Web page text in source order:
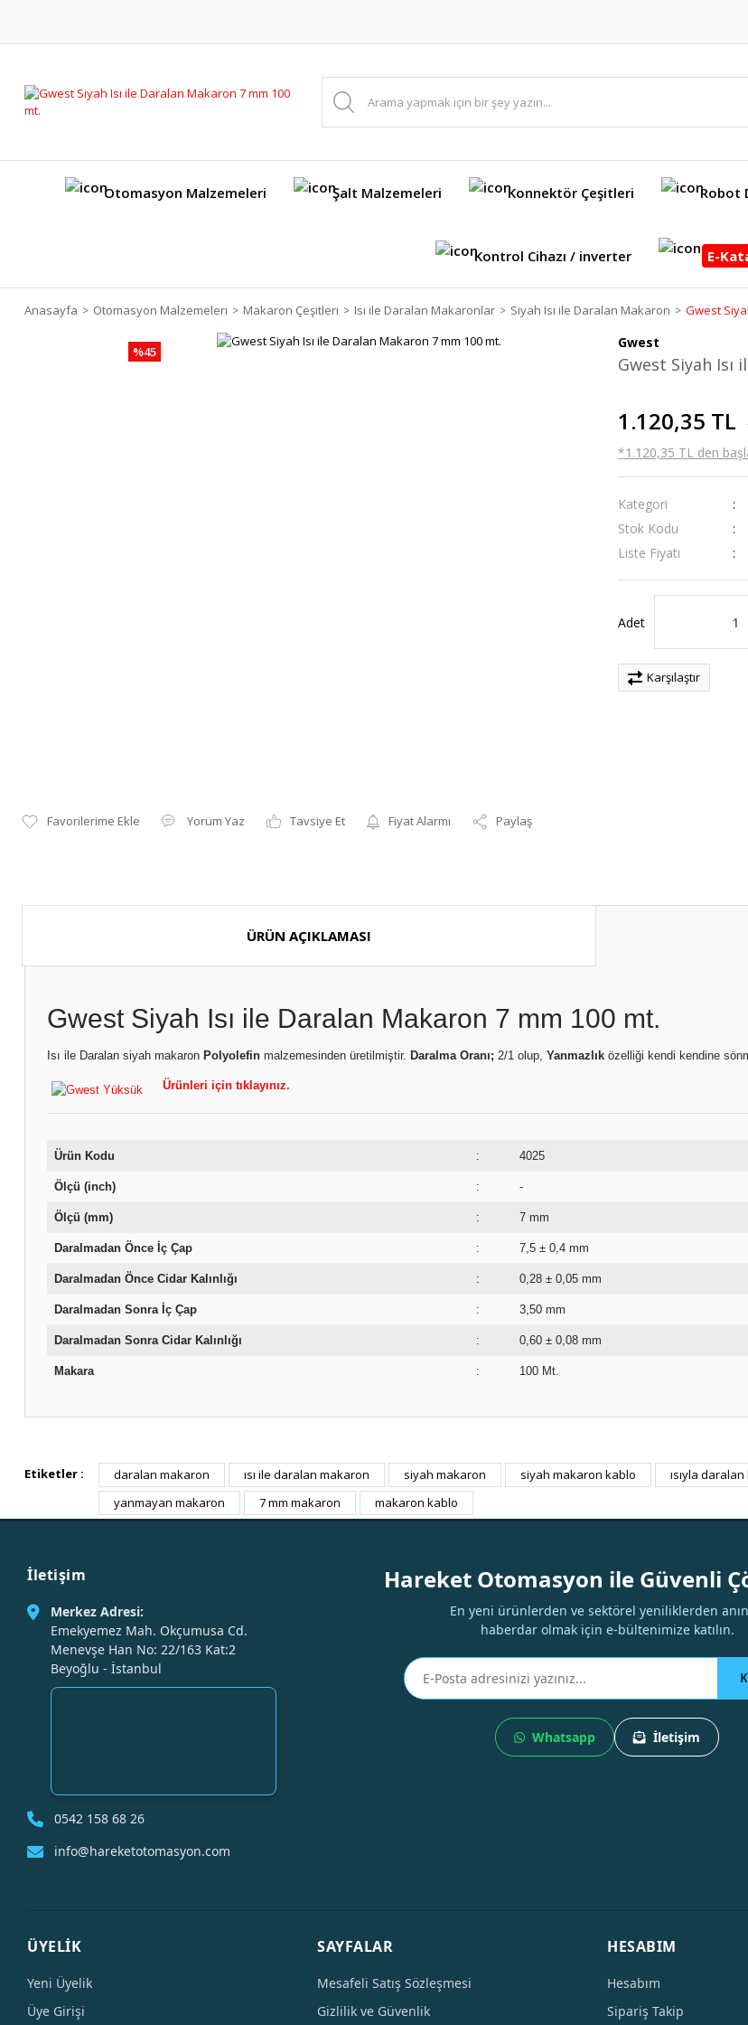
Otomasyon Malzemeleri Şalt Malzemeleri Konnektör Çeşitleri Robot
Kontrol Cihazı / inverter E-
Anasayfa Otomasyon Malzemeleri Makaron Çeşitleri Isı ile Daralan Makaronlar Siyah Isı ile Daralan Makaron Gwest
%45
Yorum Yaz Tavsiye Et Fiyat Alarmı Paylaş
Gwest
Gwest Siyah Isı
1.120,35 TL
*1.120,35 TL den
Kategori
Stok Kodu
Liste Fiyatı
Adet
Karşılaştır
ÜRÜN AÇIKLAMASI
Gwest Siyah Isı ile Daralan Makaron 7 mm 100 mt.
Isı ile Daralan siyah makaron Polyolefin malzemesinden üretilmiştir. Daralma Oranı; 2/1 olup, Yanmazlık özelliği kendi kendine
Ürünleri için tıklayınız.
Ürün Kodu : 4025
Ölçü (inch) : -
Ölçü (mm) : 7 mm
Daralmadan Önce İç Çap : 7,5 ± 0,4 mm
Daralmadan Önce Cidar Kalınlığı : 0,28 ± 0,05 mm
Daralmadan Sonra İç Çap : 3,50 mm
Daralmadan Sonra Cidar Kalınlığı : 0,60 ± 0,08
Makara : 100
Bu ürüne ilk yorumu siz yapın!
Etiketler : daralan makaron ısı ile daralan makaron siyah makaron siyah makaron kablo ısıyla
yanmayan makaron
7 mm makaron makaron kablo
İletişim
Merkez Adresi:
Emekyemez Mah. Okçumusa Cd.
Menevşe Han No: 22/163 Kat:2
Beyoğlu - İstanbul
0542 158 68 26
info@hareketotomasyon.com
Hareket Otomasyon ile Güvenli
En yeni ürünlerden ve sektörel yeniliklerden
haberdar olmak için e-bültenimize katılın.
Whatsapp İletişim
ÜYELİK
Yeni Üyelik
Üye Girişi
SAYFALAR
Mesafeli Satış Sözleşmesi
Gizlilik ve Güvenlik
HESABIM
Hesabım
Sipariş Takip